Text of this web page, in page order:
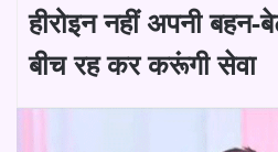
हीरोइन नहीं अपनी बहन-
बीच रह कर करूंगी सेवा